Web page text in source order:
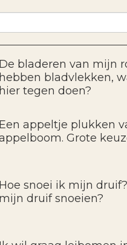
De bladeren van mijn
hebben bladvlekken,
hier tegen doen?
Een appeltje plukken
Grote
Hoe snoei ik mijn
mijn druif snoeien?